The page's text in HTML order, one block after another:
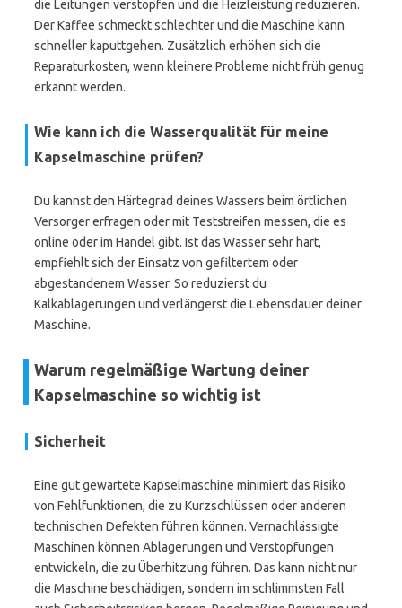
die Leitungen verstopfen und die Heizleistung reduzieren.
Der Kaffee schmeckt schlechter und die Maschine kann
schneller kaputtgehen. Zusätzlich erhöhen sich die
Reparaturkosten, wenn kleinere Probleme nicht früh genug
erkannt werden.
Wie kann ich die Wasserqualität für meine
Kapselmaschine prüfen?
Du kannst den Härtegrad deines Wassers beim örtlichen
Versorger erfragen oder mit Teststreifen messen, die es
online oder im Handel gibt. Ist das Wasser sehr hart,
empfiehlt sich der Einsatz von gefiltertem oder
abgestandenem Wasser. So reduzierst du
Kalkablagerungen und verlängerst die Lebensdauer deiner
Maschine.
Warum regelmäßige Wartung deiner
Kapselmaschine so wichtig ist
Sicherheit
Eine gut gewartete Kapselmaschine minimiert das Risiko
von Fehlfunktionen, die zu Kurzschlüssen oder anderen
technischen Defekten führen können. Vernachlässigte
Maschinen können Ablagerungen und Verstopfungen
entwickeln, die zu Überhitzung führen. Das kann nicht nur
die Maschine beschädigen, sondern im schlimmsten Fall